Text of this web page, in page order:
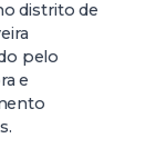
distrito de
pelo
e